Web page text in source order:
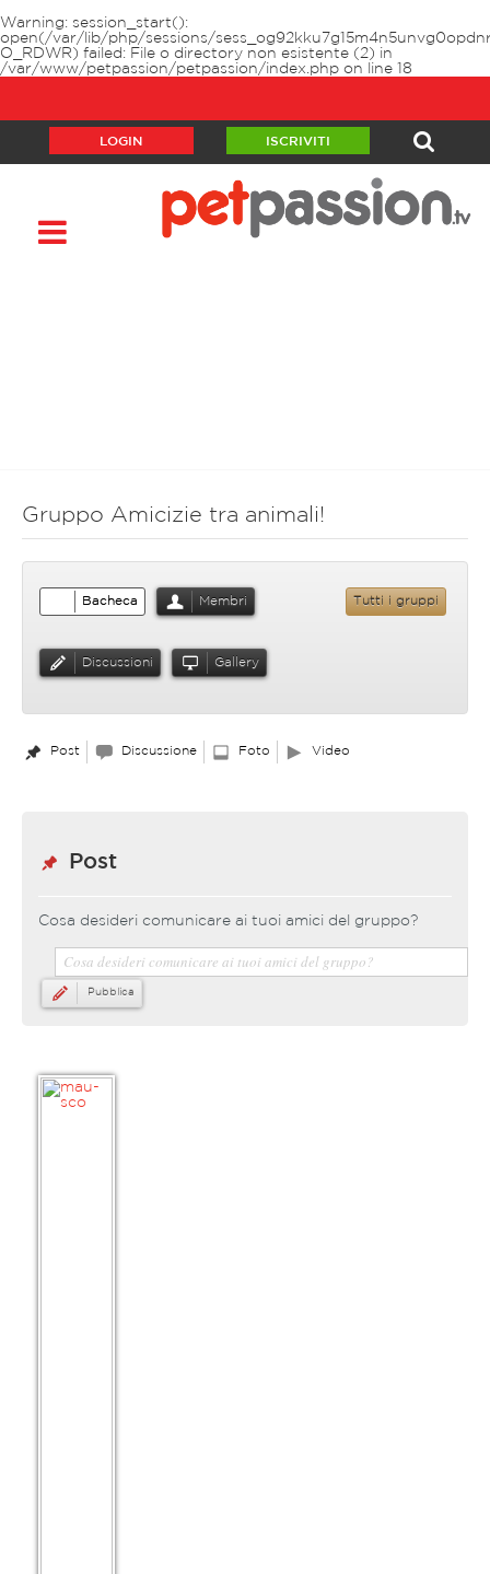
Warning: session_start():
open(/var/lib/php/sessions/
O_RDWR) failed: File o directory non esistente (2) in
/var/www/petpassion/petpassion/index.php on line 18
LOGIN ISCRIVITI
Gruppo Amicizie tra animali!
Tutti i gruppi
Bacheca Membri
Discussioni Gallery
Post Discussione Foto Video
Post
Cosa desideri comunicare ai tuoi amici del gruppo?
Pubblica